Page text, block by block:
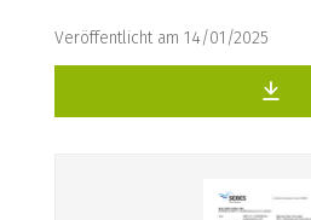
Veröffentlicht am 14/01/2025